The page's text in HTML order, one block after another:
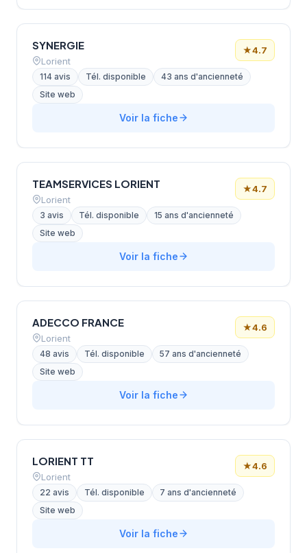
SYNERGIE
Lorient
★4.7
114 avis Tél. disponible
43 ans d'ancienneté
Site web
Voir la fiche
TEAMSERVICES LORIENT
Lorient
★4.7
3 avis Tél. disponible
15 ans d'ancienneté
Site web
Voir la fiche
ADECCO FRANCE
Lorient
★4.6
48 avis Tél. disponible
57 ans d'ancienneté
Site web
Voir la fiche
LORIENT TT
Lorient
★4.6
22 avis Tél. disponible
7 ans d'ancienneté
Site web
Voir la fiche